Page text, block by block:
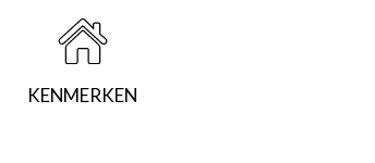
KENMERKEN